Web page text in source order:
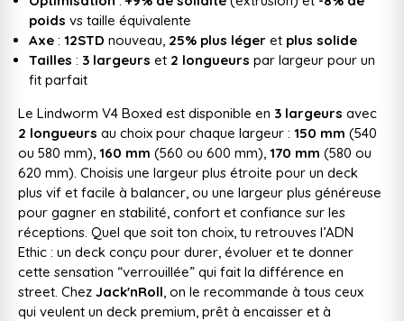
poids vs taille équivalente
Axe : 12STD nouveau, 25% plus léger et plus solide
Tailles : 3 largeurs et 2 longueurs par largeur pour un
fit parfait
Le Lindworm V4 Boxed est disponible en 3 largeurs avec
2 longueurs au choix pour chaque largeur : 150 mm (540
ou 580 mm), 160 mm (560 ou 600 mm), 170 mm (580 ou
620 mm). Choisis une largeur plus étroite pour un deck
plus vif et facile à balancer, ou une largeur plus généreuse
pour gagner en stabilité, confort et confiance sur les
réceptions. Quel que soit ton choix, tu retrouves l’ADN
Ethic : un deck conçu pour durer, évoluer et te donner
cette sensation “verrouillée” qui fait la différence en
street. Chez Jack'nRoll, on le recommande à tous ceux
qui veulent un deck premium, prêt à encaisser et à